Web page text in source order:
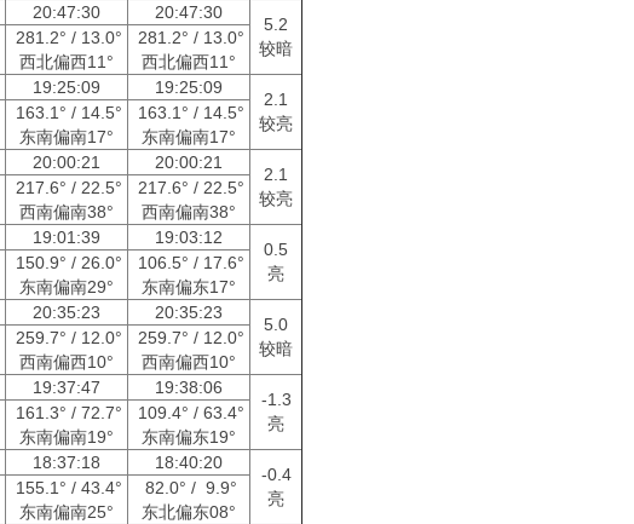
20:47:30 20:47:30
5.2
较暗
281.2° / 13.0°
西北偏西11°
281.2° / 13.0°
西北偏西11°
19:25:09 19:25:09
2.1
较亮
163.1° / 14.5°
东南偏南17°
163.1° / 14.5°
东南偏南17°
20:00:21 20:00:21
2.1
较亮
217.6° / 22.5°
西南偏南38°
217.6° / 22.5°
西南偏南38°
19:01:39 19:03:12
0.5
亮
150.9° / 26.0°
东南偏南29°
106.5° / 17.6°
东南偏东17°
20:35:23 20:35:23
5.0
较暗
259.7° / 12.0°
西南偏西10°
259.7° / 12.0°
西南偏西10°
19:37:47 19:38:06
-1.3
亮
161.3° / 72.7°
东南偏南19°
109.4° / 63.4°
东南偏东19°
18:37:18 18:40:20
-0.4
亮
155.1° / 43.4°
东南偏南25°
82.0° / 9.9°
东北偏东08°